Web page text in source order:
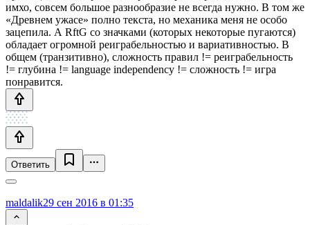
имхо, совсем большое разнообразие не всегда нужно. В том же
«Древнем ужасе» полно текста, но механика меня не особо
зацепила. А RftG со значками (которых некоторые пугаются)
обладает огромной реиграбельностью и вариативностью. В
общем (транзитивно), сложность правил != реиграбельность
!= глубина != language independency != сложность != игра
понравится.
Ответить
maldalik29 сен 2016 в 01:35